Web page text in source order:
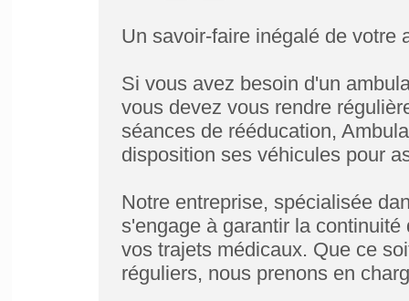
Un savoir-faire inégalé de votre
Si vous avez besoin d'un
vous devez vous rendre
séances de rééducation,
disposition ses véhicules pour
Notre entreprise, spécialisée
s'engage à garantir la
vos trajets médicaux. Que ce
réguliers, nous prenons en